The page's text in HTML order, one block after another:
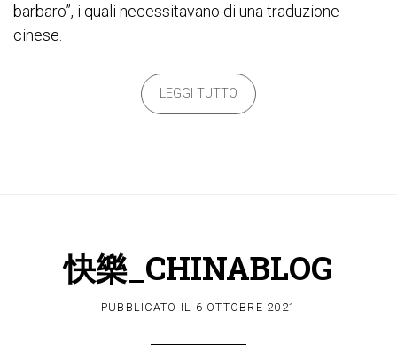
barbaro”, i quali necessitavano di una traduzione
cinese.
LEGGI TUTTO
快樂_CHINABLOG
PUBBLICATO IL 6 OTTOBRE 2021